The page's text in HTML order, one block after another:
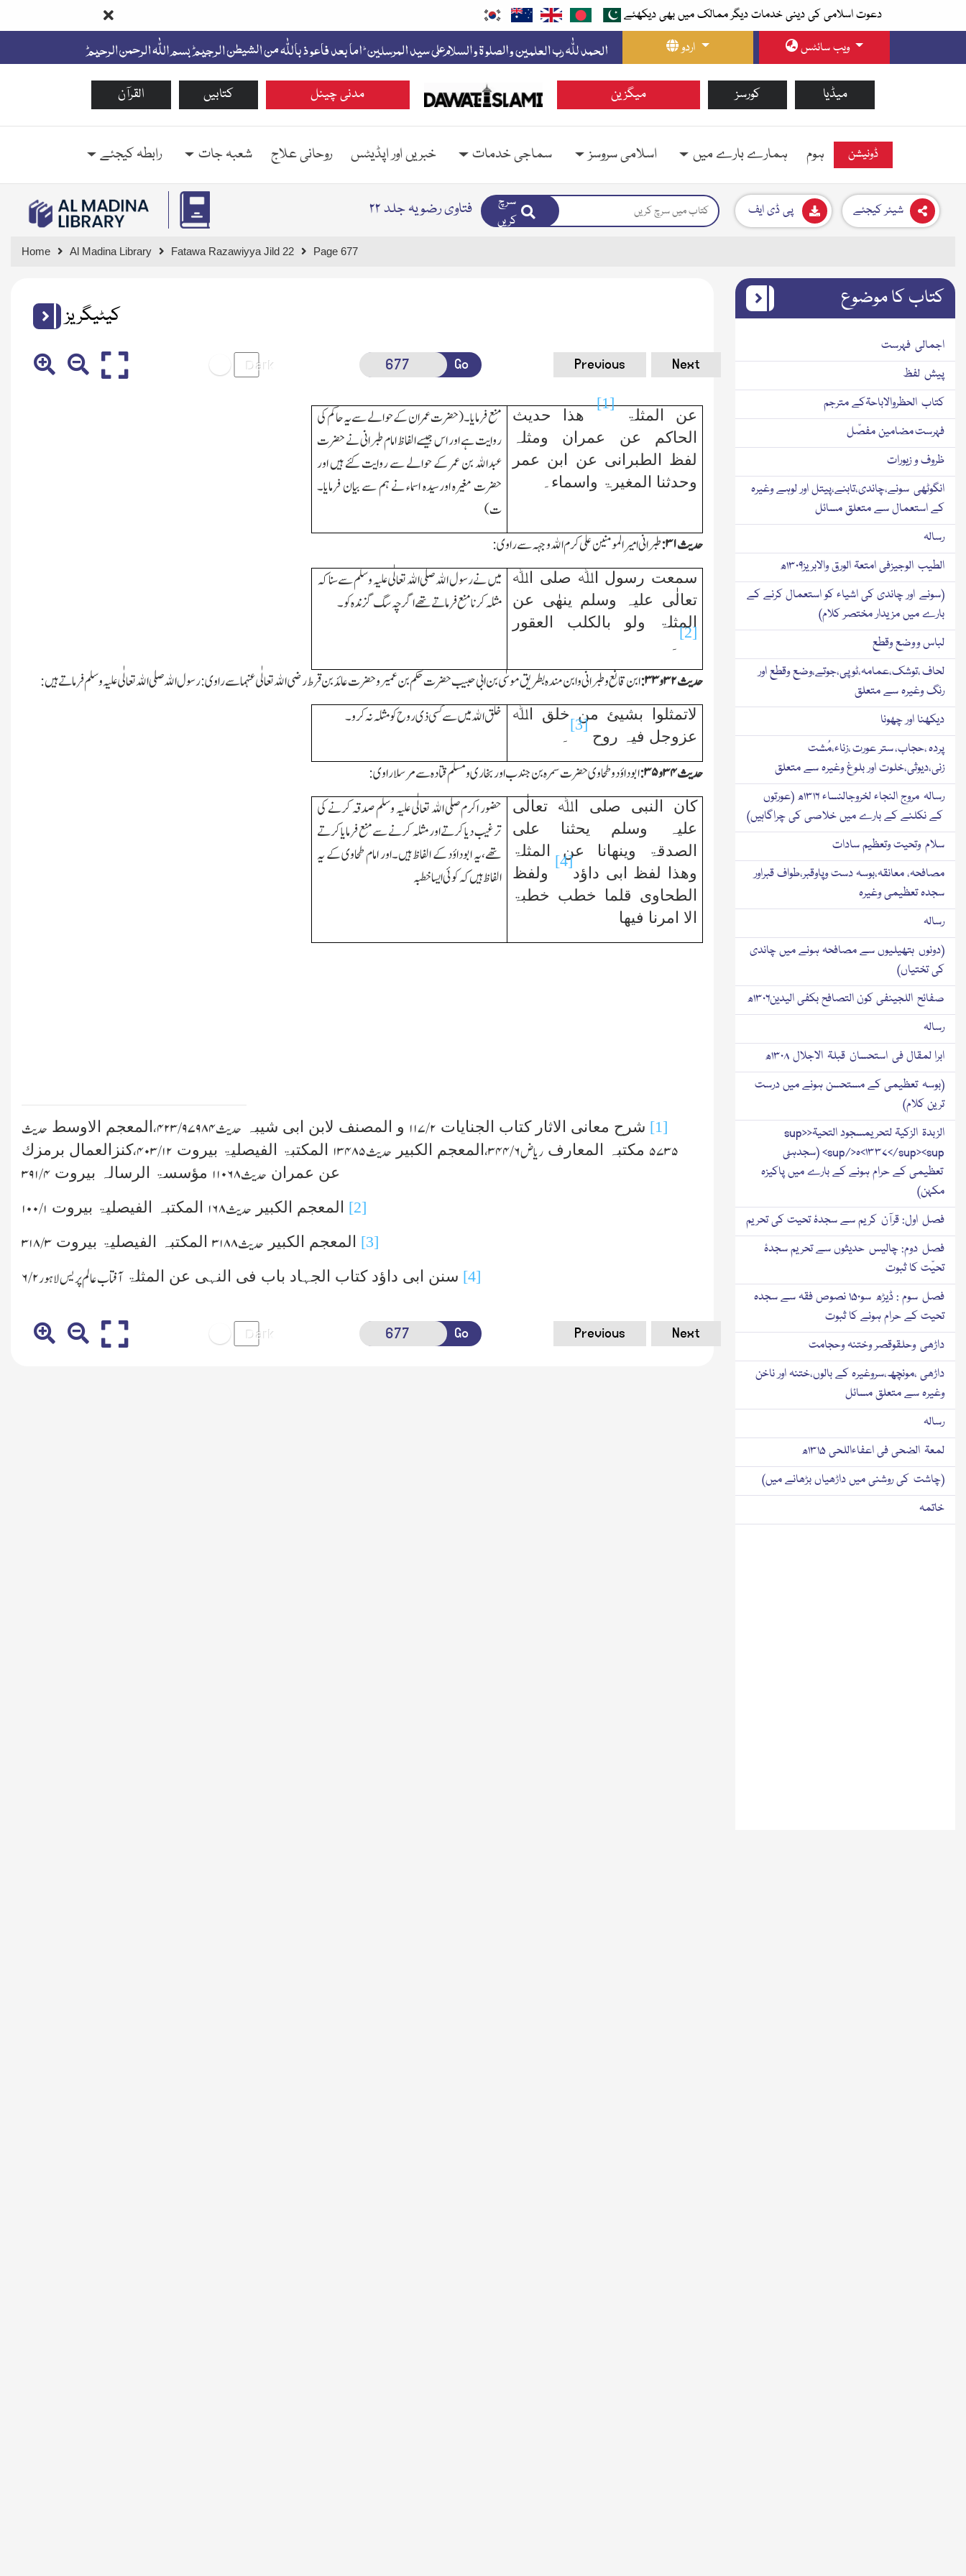
دعوت اسلامی کی دینی خدمات دیگر ممالک میں بھی دیکھئے
اردو
ویب سائٹس
القرآن کتابیں مدنی چینل میگزین کورسز میڈیا
ہوم ہمارے بارے میں اسلامی سروسز سماجی خدمات خبریں اور اپڈیٹس روحانی علاج شعبہ جات رابطہ کیجئے ڈونیشن
فتاوی رضویہ جلد ۲۲
سرچ
کریں
پی ڈی ایف شیئر کیجئے
Home Al Madina Library Fatawa Razawiyya Jild 22 Page 677
کیٹیگریز
Go Previous Next
عن المثلۃ
[1]
ھذا حدیث
الحاکم عن عمران ومثلہ
لفظ الطبرانی عن ابن عمر
وحدثنا المغیرۃ واسماء۔
منع فرمایا۔(حضرت عمرا ن کے حوالے سے یہ حاکم کی
روایت ہے اور اس جیسے الفاظ امام طبرانی نے حضرت
عبداﷲ بن عمر کے حوالے سے روایت کئے ہیں اور
حضرت مغیرہ اورسیدہ اسماء نے ہم سے بیان فرمایا۔
ت)
حدیث۳۱: طبرانی امیر المومنین علی کرم اﷲ وجہہ سے راوی:
سمعت رسول اﷲ صلی اﷲ
تعالٰی علیہ وسلم ینھٰی عن
المثلۃ ولو بالکلب العقور
[2]
۔
میں نے رسول اﷲ صلی اﷲ تعالٰی علیہ وسلم سے سنا کہ
مثلہ کرنا منع فرماتے تھے اگر چہ سگ گزندہ کو۔
حدیث۳۲و۳۳:ابن قانع وطبرانی وابن مندہ بطریق موسٰی بن ابی حبیب حضرت حکم بن عمیروحضرت عائد بن قرط رضی اﷲ تعالٰی عنہما سے راوی:رسول اﷲ صلی اﷲ تعالٰی علیہ وسلم فرماتے ہیں:
لاتمثلوا بشیئ من خلق اﷲ
عزوجل فیہ روح
[3]
۔
خلق اﷲ میں سے کسی ذی روح کو مثلہ نہ کرو۔
حدیث۳۴و۳۵:ابوداؤد وطحاوی حضرت سمرہ بن جندب اور بخاری ومسلم قتادہ سے مرسلا راوی:
کان النبی صلی اﷲ تعالٰی
علیہ وسلم یحثنا علی
الصدقۃ وینھانا عن المثلۃ
وھذا لفظ ابی داؤد
[4]
ولفظ
الطحاوی قلما خطب خطبۃ
الا امرنا فیھا
حضور اکرم صلی اﷲ تعالٰی علیہ وسلم صدقہ کرنے کی
ترغیب دیا کرتے اور مثلہ کرنے سے منع فرمایا کرتے
تھے،یہ ابوداؤد کے الفاظ ہیں۔اور امام طحاوی کے یہ
الفاظ ہیں کہ کوئی ایسا خطبہ
[1] شرح معانی الاثار کتاب الجنایات ۲/ ۱۱۷ و المصنف لابن ابی شیبہ حدیث۷۹۸۴ ۹/ ۴۲۳، المعجم الاوسط حدیث
۵۷۳۵ مکتبہ المعارف ریاض۶/ ۳۴۴، المعجم الکبیر حدیث۱۳۴۸۵ المکتبۃ الفیصلیۃ بیروت ۱۲/ ۴۰۳،
کنزالعمال برمزك
عن عمران حدیث۱۱۰۶۸ مؤسسۃ الرسالہ بیروت ۴/ ۳۹۱
[2] المعجم الکبیر حدیث۱۶۸ المکتبہ الفیصلیۃ بیروت ۱/ ۱۰۰
[3] المعجم الکبیر حدیث۳۱۸۸ المکتبہ الفیصلیۃ بیروت ۳/ ۳۱۸
[4] سنن ابی داؤد کتاب الجہاد باب فی النہی عن المثلۃآفتاب عالم پریس لاہور۲/ ۶
Go Previous Next
کتاب کا موضوع
اجمالی فہرست
پیش لفظ
کتاب الحظروالاباحۃکے مترجم
فہرست مضامین مفصّل
ظروف و زیورات
انگوٹھی سونے،چاندی،تابنے،پیتل اور لوہے وغیرہ
کے استعمال سے متعلق مسائل
رسالہ
الطیب الوجیزفی امتعۃ الورق والابریز۱۳۰۹ھ
(سونے اور چاندی کی اشیاء کو استعمال کرنے کے
بارے میں مزیدار مختصر کلام)
لباس و وضع وقطع
لحاف ،توشک،عمامہ،ٹوپی،جوتے،وضع وقطع اور
رنگ وغیرہ سے متعلق
دیکھنا اور چھونا
پردہ ،حجاب، ستر عورت ،زناء،مُشت
زنی،دیوثی،خلوت اور بلوغ وغیرہ سے متعلق
رسالہ مروج النجاء لخروجالنساء ۱۳۱۶ھ (عورتوں
کے نکلنے کے بارے میں خلاصی کی چراگاہیں)
سلام وتحیت وتعظیم سادات
مصافحہ، معانقہ،بوسہ دست وپاوقبر،طواف قبراور
سجدہ تعظیمی وغیرہ
رسالہ
(دونوں ہتھیلیوں سے مصافحہ ہونے میں چاندی
کی تختیاں)
صفائح اللجینفی کون التصافح بکفی الیدین۱۳۰۶ھ
رسالہ
ابرا لمقال فی استحسان قبلۃ الاجلال ۱۳۰۸ھ
(بوسہ تعظیمی کے مستحسن ہونے میں درست
ترین کلام)
الزبدۃ الزکیۃ لتحریمسجود التحیۃ<sup>
۱۳۳۷</sup><sup>ہ</sup> (سجدہئ
تعظیمی کے حرام ہونے کے بارے میں پاکیزہ
مکہن)
فصل اول: قرآن کریم سے سجدۂ تحیت کی تحریم
فصل دوم: چالیس حدیثوں سے تحریم سجدۂ
تحیّت کا ثبوت
فصل سوم : ڈیڑھ سو۱۵۰ نصوص فقہ سے سجدہ
تحیت کے حرام ہونے کا ثبوت
داڑھی وحلقوقصر وختنہ وحجامت
داڑھی ،مونچھ،سروغیرہ کے بالوں،ختنہ اور ناخن
وغیرہ سے متعلق مسائل
رسالہ
لمعۃ الضحی فی اعفاءاللحی ۱۳۱۵ھ
(چاشت کی روشنی میں داڑھیاں بڑھانے میں)
خاتمہ